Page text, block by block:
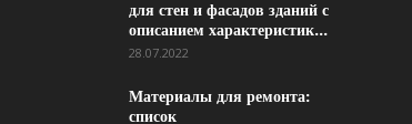
для стен и фасадов зданий с
описанием характеристик...
28.07.2022
Материалы для ремонта:
список